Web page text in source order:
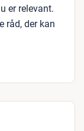
er relevant.
råd, der kan